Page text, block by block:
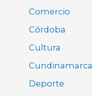
Comercio
Córdoba
Cultura
Cundinamarca
Deporte